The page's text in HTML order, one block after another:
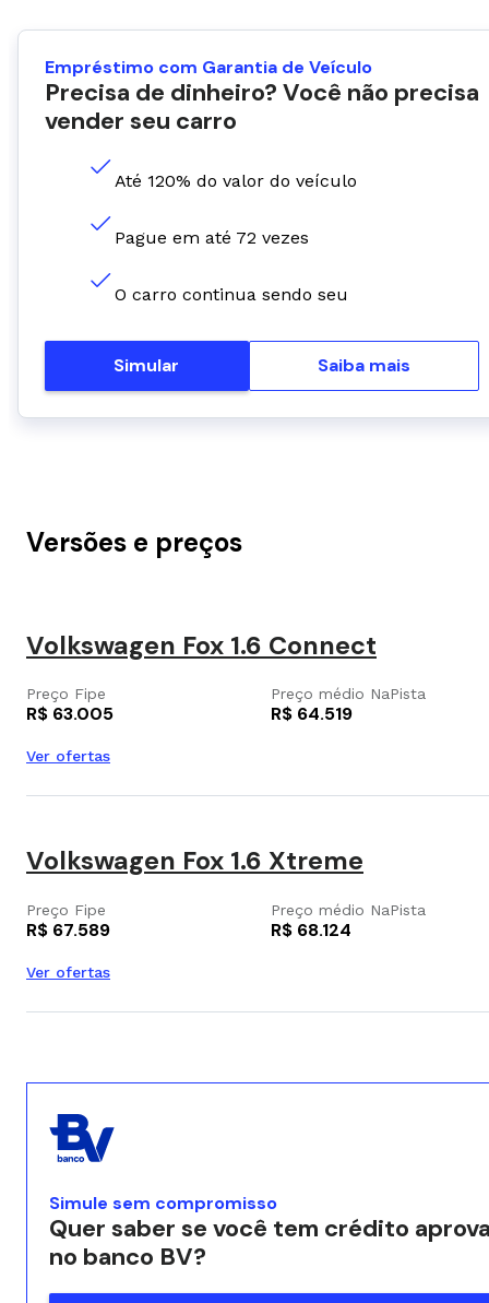
Empréstimo com Garantia de Veículo
Precisa de dinheiro? Você não precisa
vender seu carro
Até 120% do valor do veículo
Pague em até 72 vezes
O carro continua sendo seu
Simular Saiba mais
Versões e preços
Volkswagen Fox 1.6 Connect
Preço Fipe
R$ 63.005
Preço médio NaPista
R$ 64.519
Ver ofertas
Volkswagen Fox 1.6 Xtreme
Preço Fipe
R$ 67.589
Preço médio NaPista
R$ 68.124
Ver ofertas
Simule sem compromisso
Quer saber se você tem crédito
no banco BV?